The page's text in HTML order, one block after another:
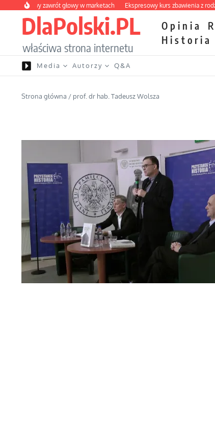
Przejdź do treścizawrót głowy w marketach Ekspresowy kurs zbawienia z rodzinną
DlaPolski.PL
właściwa strona internetu
Opinia
Historia
Media Autorzy Q&A
Strona główna / prof. dr hab. Tadeusz Wolsza